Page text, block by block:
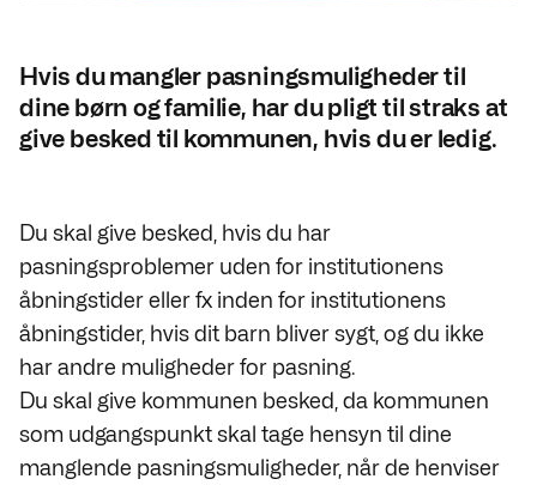
Hvis du mangler pasningsmuligheder til
dine børn og familie, har du pligt til straks at
give besked til kommunen, hvis du er ledig.
Du skal give besked, hvis du har
pasningsproblemer uden for institutionens
åbningstider eller fx inden for institutionens
åbningstider, hvis dit barn bliver sygt, og du ikke
har andre muligheder for pasning.
Du skal give kommunen besked, da kommunen
som udgangspunkt skal tage hensyn til dine
manglende pasningsmuligheder, når de henviser